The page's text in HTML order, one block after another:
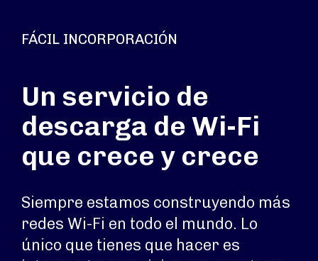
FÁCIL INCORPORACIÓN
Un servicio de
descarga de Wi-Fi
que crece y crece
Siempre estamos construyendo más
redes Wi-Fi en todo el mundo. Lo
único que tienes que hacer es